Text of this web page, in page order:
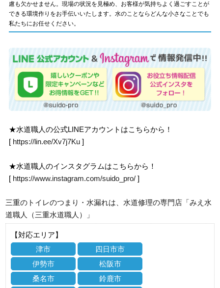
慮も欠かせません。現場の状況を見極め、お客様が気持ちよく過ごすことが
できる環境作りをお手伝いいたします。水のことならどんな小さなことでも
私たちにお任せください。
★水道職人の公式LINEアカウントはこちらから！
[ https://lin.ee/Xv7j7Ku ]
★水道職人のインスタグラムはこちらから！
[ https://www.instagram.com/suido_pro/ ]
三重のトイレのつまり・水漏れは、水道修理の専門店「みえ水
道職人（三重水道職人）」
【対応エリア】
津市
四日市市
伊勢市
松阪市
桑名市
鈴鹿市